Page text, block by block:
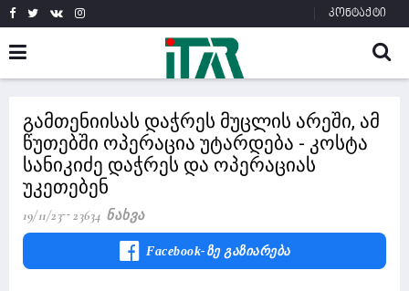
კონტაქტი
გამთენიისას დაჭრეს მუცლის არეში, ამ
წუთებში ოპერაცია უტარდება - კოსტა
სანიკიძე დაჭრეს და ოპერაციას
უკეთებენ
19/11/23 23634 Ნახვა
Facebook-Ზე Გაზიარება